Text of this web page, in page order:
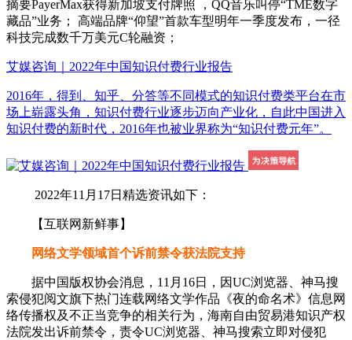
摘要PayerMax获得新加坡支付牌照 ，QQ音乐叫停“TME数字
藏品”业务； 高端品牌“仰望”首款车型明年一季度发布，一径
科技完成数千万美元C轮融资；
艾媒咨询｜2022年中国知识付费行业报告
2016年，得到、知乎、分答等不同模式的知识付费类平台在市
场上崭露头角，知识付费行业逐步迈向产业化，自此中国进入
知识付费的新时代，2016年也被业界称为“知识付费元年”。
2022年11月17日精选资讯如下：
【互联网新鲜事】
网络文学领域首个诉前禁令获法院支持
据中国版权协会消息，11月16日，因UC浏览器、神马搜
索侵犯阅文旗下热门连载网络文学作品《夜的命名术》信息网
络传播权及不正当竞争的相关行为，海南自由贸易港知识产权
法院发出诉前禁令，责令UC浏览器、神马搜索立即对侵犯